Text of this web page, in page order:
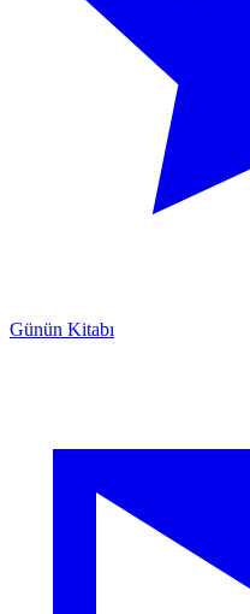
Günün Kitabı